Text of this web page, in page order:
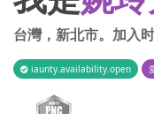
台灣， 新北市。加入
iaunty.availability.open